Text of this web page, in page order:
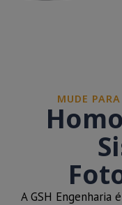
MUDE
A GSH Engenharia